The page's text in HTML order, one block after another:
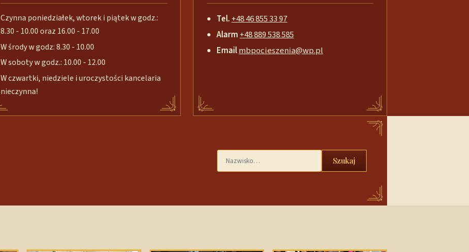
Czynna poniedziałek, wtorek i piątek w godz.:
8.30 - 10.00 oraz 16.00 - 17.00
W środy w godz: 8.30 - 10.00
W soboty w godz.: 10.00 - 12.00
W czwartki, niedziele i uroczystości kancelaria
nieczynna!
Tel.+48 46 855 33 97
Alarm+48 889 538 585
Emailmbpocieszenia@wp.pl
Szukaj